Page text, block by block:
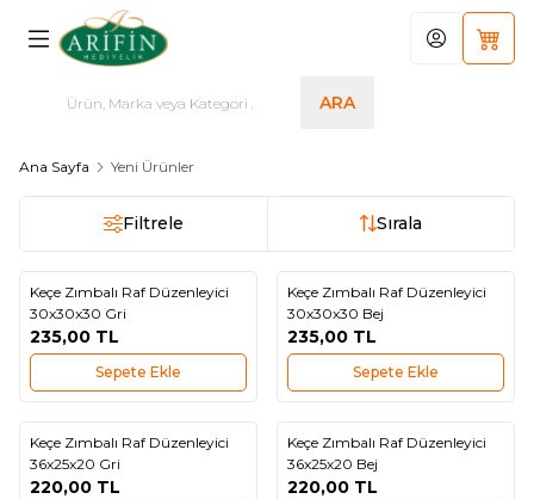
ARA
Hesabım
Ana Sayfa Yeni Ürünler
Filtrele Sırala
Yeni
Favorilere Ekle
Keçe Zımbalı Raf Düzenleyici
30x30x30 Gri
235,00 TL
Sepete Ekle
Yeni
Favorilere Ekle
Keçe Zımbalı Raf Düzenleyici
30x30x30 Bej
235,00 TL
Sepete Ekle
Yeni
Favorilere Ekle
Keçe Zımbalı Raf Düzenleyici
36x25x20 Gri
220,00 TL
Yeni
Favorilere Ekle
Keçe Zımbalı Raf Düzenleyici
36x25x20 Bej
220,00 TL